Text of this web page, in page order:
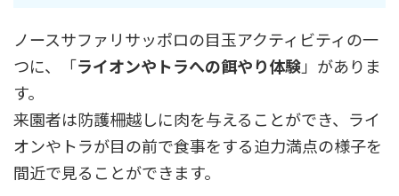
ノースサファリサッポロの目玉アクティビティの一
つに、「ライオンやトラへの餌やり体験」がありま
す。
来園者は防護柵越しに肉を与えることができ、ライ
オンやトラが目の前で食事をする迫力満点の様子を
間近で見ることができます。